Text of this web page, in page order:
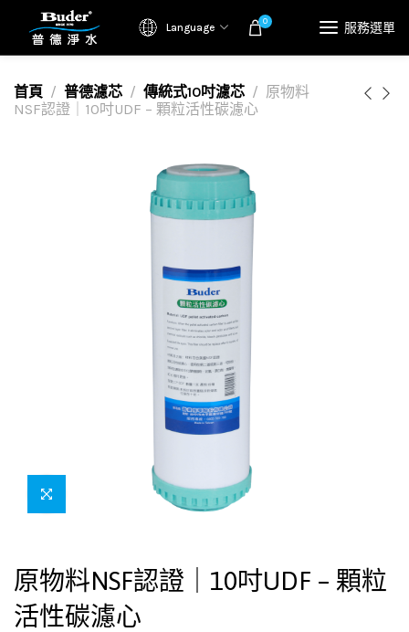
Language 0 服務選單
首頁 普德濾芯 傳統式10吋濾芯
原物料
NSF認證｜10吋UDF – 顆粒活性碳濾心
原物料NSF認證｜10吋UDF – 顆粒
活性碳濾心